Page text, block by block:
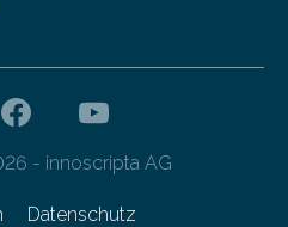
- innoscripta AG
Datenschutz